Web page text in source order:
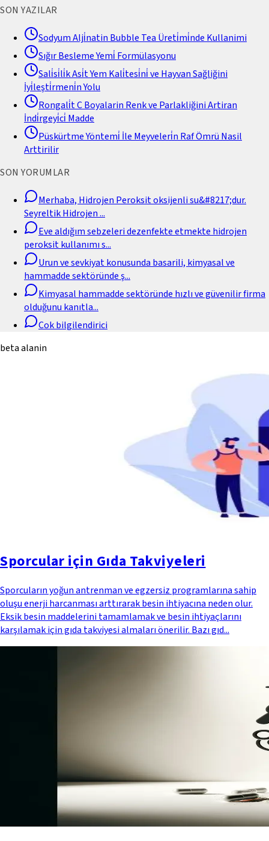
SON YAZILAR
Sodyum Alji̇natin Bubble Tea Üreti̇mi̇nde Kullanimi
Sığır Besleme Yemi̇ Formülasyonu
Sali̇si̇li̇k Asi̇t Yem Kali̇tesi̇ni̇ ve Hayvan Sağliğini
İyi̇leşti̇rmeni̇n Yolu
Rongali̇t C Boyalarin Renk ve Parlakliğini Artiran
İndi̇rgeyi̇ci̇ Madde
Püskürtme Yöntemi̇ İle Meyveleri̇n Raf Ömrü Nasil
Arttirilir
SON YORUMLAR
Merhaba, Hidrojen Peroksit oksijenli su&#8217;dur.
Seyreltik Hidrojen...
Eve aldığım sebzeleri dezenfekte etmekte hidrojen
peroksit kullanımı s...
Urun ve sevkiyat konusunda basarili, kimyasal ve
hammadde sektöründe ş...
Kimyasal hammadde sektöründe hızlı ve güvenilir firma
olduğunu kanıtla...
Cok bilgilendirici
beta alanin
Sporcular için Gıda Takviyeleri
Sporcuların yoğun antrenman ve egzersiz programlarına sahip
oluşu enerji harcanması arttırarak besin ihtiyacına neden olur.
Eksik besin maddelerini tamamlamak ve besin ihtiyaçlarını
karşılamak için gıda takviyesi almaları önerilir. Bazı gıd...